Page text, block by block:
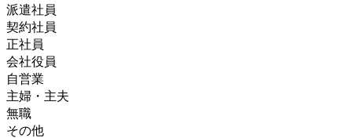
派遣社員
契約社員
正社員
会社役員
自営業
主婦・主夫
無職
その他